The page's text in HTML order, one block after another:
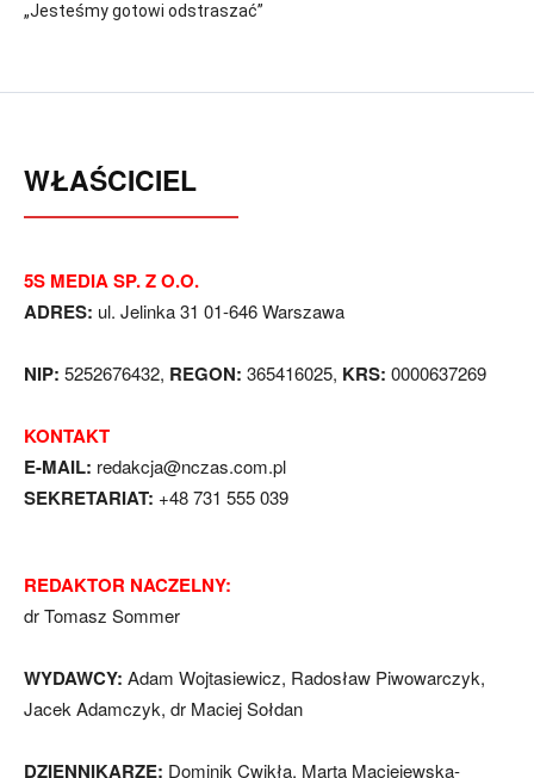
„Jesteśmy gotowi odstraszać”
WŁAŚCICIEL
5S MEDIA SP. Z O.O.
ADRES: ul. Jelinka 31 01-646 Warszawa
NIP: 5252676432, REGON: 365416025, KRS: 0000637269
KONTAKT
E-MAIL: redakcja@nczas.com.pl
SEKRETARIAT: +48 731 555 039
REDAKTOR NACZELNY:
dr Tomasz Sommer
WYDAWCY: Adam Wojtasiewicz, Radosław Piwowarczyk,
Jacek Adamczyk, dr Maciej Sołdan
DZIENNIKARZE: Dominik Cwikła, Marta Maciejewska-